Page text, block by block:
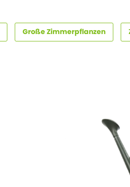
Große Zimmerpflanzen